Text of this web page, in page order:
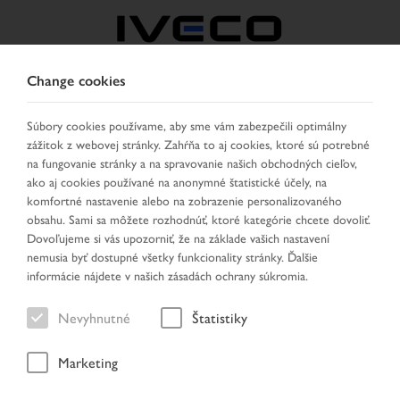
CZECH REPUBLIC /
SLOVAKIA
VYBRAŤ KRAJINU ZMENIŤ JAZYK
Toggle
navigation
MENU
Vozidlo
Change cookies
Súbory cookies používame, aby sme vám zabezpečili optimálny
zážitok z webovej stránky. Zahŕňa to aj cookies, ktoré sú potrebné
na fungovanie stránky a na spravovanie našich obchodných cieľov,
ako aj cookies používané na anonymné štatistické účely, na
komfortné nastavenie alebo na zobrazenie personalizovaného
obsahu. Sami sa môžete rozhodnúť, ktoré kategórie chcete dovoliť.
Dovoľujeme si vás upozorniť, že na základe vašich nastavení
nemusia byť dostupné všetky funkcionality stránky. Ďalšie
informácie nájdete v našich zásadách ochrany súkromia.
Nevyhnutné Štatistiky
Marketing